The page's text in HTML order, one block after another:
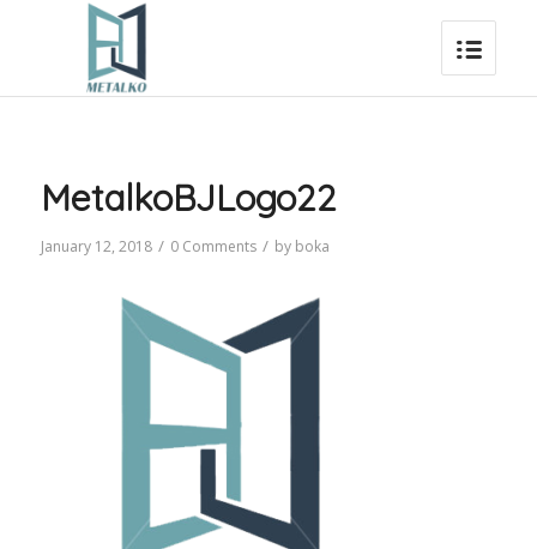
MetalkoBJLogo22
January 12, 2018 / 0 Comments / by boka